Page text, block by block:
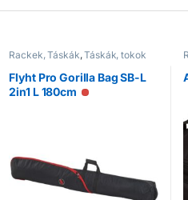
Rackek, Táskák,Táskák, tokok
Flyht Pro Gorilla Bag SB-L
2in1 L 180cm Nincs raktáron